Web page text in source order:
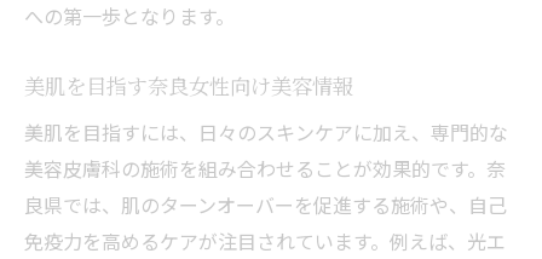
への第一歩となります。
美肌を目指す奈良女性向け美容情報
美肌を目指すには、日々のスキンケアに加え、専門的な
美容皮膚科の施術を組み合わせることが効果的です。奈
良県では、肌のターンオーバーを促進する施術や、自己
免疫力を高めるケアが注目されています。例えば、光エ